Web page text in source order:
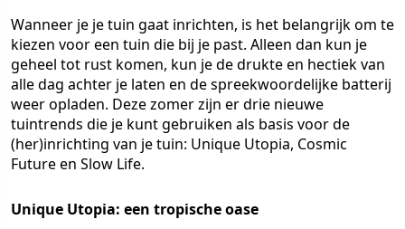
Wanneer je je tuin gaat inrichten, is het belangrijk om te
kiezen voor een tuin die bij je past. Alleen dan kun je
geheel tot rust komen, kun je de drukte en hectiek van
alle dag achter je laten en de spreekwoordelijke batterij
weer opladen. Deze zomer zijn er drie nieuwe
tuintrends die je kunt gebruiken als basis voor de
(her)inrichting van je tuin: Unique Utopia, Cosmic
Future en Slow Life.
Unique Utopia: een tropische oase